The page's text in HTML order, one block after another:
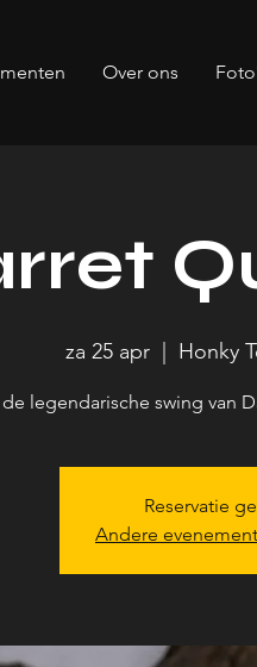
Over ons
za 25 apr
  |
Honky
legendarische swing van
Reservatie
Andere